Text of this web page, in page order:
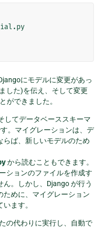
にモデルに変更があっ
した)を伝え、そして変更
ができました。
してデータベーススキーマ
。マイグレーションは、デ
らば、新しいモデルのため
から読むこともできます。
ションのファイルを作成す
。しかし、Django が行う
ために、マイグレーション
ます。
の代わりに実行し、自動で